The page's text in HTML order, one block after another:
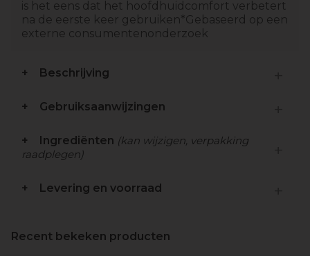
is het eens dat het hoofdhuidcomfort verbetert
na de eerste keer gebruiken*Gebaseerd op een
externe consumentenonderzoek
Beschrijving
Gebruiksaanwijzingen
Ingrediënten (kan wijzigen, verpakking
raadplegen)
Levering en voorraad
Recent bekeken producten